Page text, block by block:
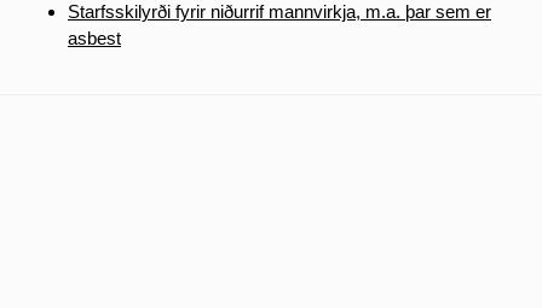
Starfsskilyrði fyrir niðurrif mannvirkja, m.a. þar sem er
asbest